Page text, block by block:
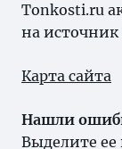
Tonkosti.ru
на источник
Карта сайта
Нашли
Выделите